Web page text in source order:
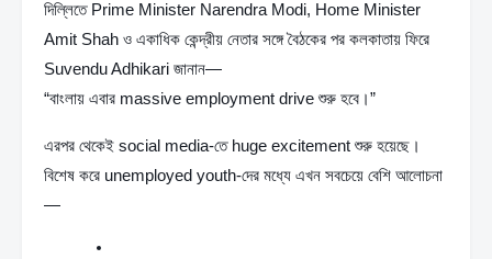
দিল্লিতে Prime Minister Narendra Modi, Home Minister
Amit Shah ও একাধিক কেন্দ্রীয় নেতার সঙ্গে বৈঠকের পর কলকাতায় ফিরে
Suvendu Adhikari জানান—
“বাংলায় এবার massive employment drive শুরু হবে।”
এরপর থেকেই social media-তে huge excitement শুরু হয়েছে।
বিশেষ করে unemployed youth-দের মধ্যে এখন সবচেয়ে বেশি আলোচনা
—